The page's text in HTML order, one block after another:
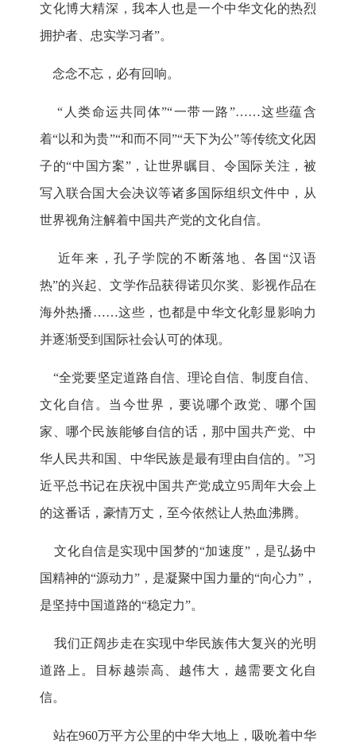
文化博大精深，我本人也是一个中华文化的热烈
拥护者、忠实学习者”。
念念不忘，必有回响。
“人类命运共同体”“一带一路”……这些蕴含
着“以和为贵”“和而不同”“天下为公”等传统文化因
子的“中国方案”，让世界瞩目、令国际关注，被
写入联合国大会决议等诸多国际组织文件中，从
世界视角注解着中国共产党的文化自信。
近年来，孔子学院的不断落地、各国“汉语
热”的兴起、文学作品获得诺贝尔奖、影视作品在
海外热播……这些，也都是中华文化彰显影响力
并逐渐受到国际社会认可的体现。
“全党要坚定道路自信、理论自信、制度自信、
文化自信。当今世界，要说哪个政党、哪个国
家、哪个民族能够自信的话，那中国共产党、中
华人民共和国、中华民族是最有理由自信的。”习
近平总书记在庆祝中国共产党成立95周年大会上
的这番话，豪情万丈，至今依然让人热血沸腾。
文化自信是实现中国梦的“加速度”，是弘扬中
国精神的“源动力”，是凝聚中国力量的“向心力”，
是坚持中国道路的“稳定力”。
我们正阔步走在实现中华民族伟大复兴的光明
道路上。目标越崇高、越伟大，越需要文化自
信。
站在960万平方公里的中华大地上，吸吮着中华